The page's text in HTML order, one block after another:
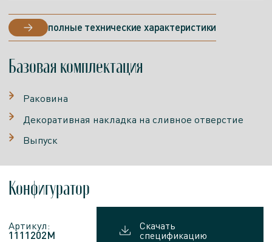
полные технические характеристики
Базовая комплектация
Раковина
Декоративная накладка на сливное отверстие
Выпуск
Конфигуратор
Артикул:
1111202M
Скачать
спецификацию